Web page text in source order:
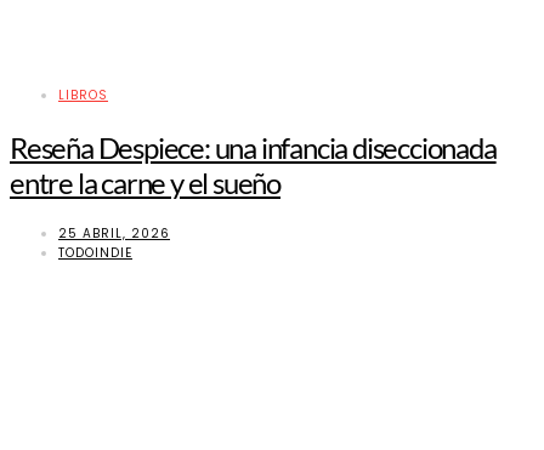
LIBROS
Reseña Despiece: una infancia diseccionada
entre la carne y el sueño
25 ABRIL, 2026
TODOINDIE